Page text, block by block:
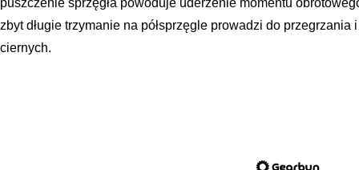
puszczenie sprzęgła powoduje uderzenie momentu
zbyt długie trzymanie na półsprzęgle prowadzi do
ciernych.